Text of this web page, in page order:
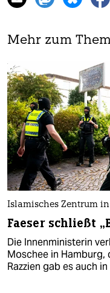
Mehr zum
Islamisches Zentrum
Faeser schließt
Die Innenministerin
Moschee in
Razzien gab es auch